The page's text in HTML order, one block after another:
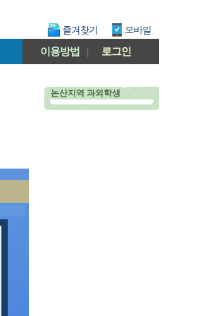
이용방법 | 로그인
논산지역 과외학생